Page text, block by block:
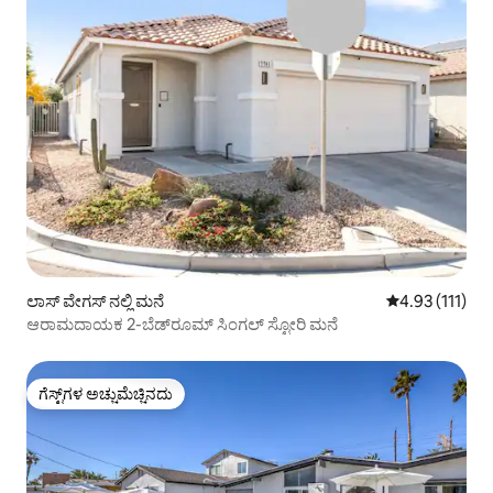
ಲಾಸ್ ವೇಗಸ್ ನಲ್ಲಿ ಮನೆ 5 ರಲ್ಲಿ 4.93
4.93 (111)
ಆರಾಮದಾಯಕ 2-ಬೆಡ್‌ರೂಮ್ ಸಿಂಗಲ್ ಸ್ಟೋರಿ ಮನೆ
ಗೆಸ್ಟ್‌ಗಳ ಅಚ್ಚುಮೆಚ್ಚಿನದು
ಗೆಸ್ಟ್‌ಗಳ ಅಚ್ಚುಮೆಚ್ಚಿನದು